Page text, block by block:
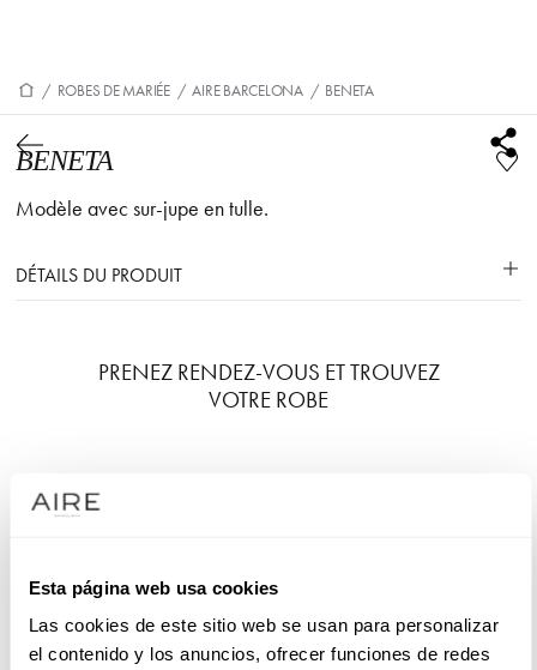
Esta página web usa cookies
Las cookies de este sitio web se usan para personalizar
el contenido y los anuncios, ofrecer funciones de redes
/ ROBES DE MARIÉE / AIRE BARCELONA / BENETA
BENETA
Modèle avec sur-jupe en tulle.
DÉTAILS DU PRODUIT
PRENEZ RENDEZ-VOUS ET TROUVEZ
VOTRE ROBE